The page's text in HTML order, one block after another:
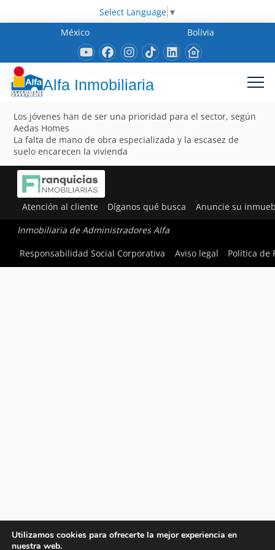
Select Language ▼
México
Bolivia
Alfa Inmobiliaria
Los jóvenes han de ser una prioridad para el sector, según
Aedas Homes
La falta de mano de obra especializada y la escasez de
suelo encarecen la vivienda
Atención al cliente Díganos qué busca Anuncie su
Inmobiliaria de Administradores Alfa
Responsabilidad Social Corporativa
Aviso legal Política de
Utilizamos cookies para ofrecerte la mejor experiencia en
nuestra web.